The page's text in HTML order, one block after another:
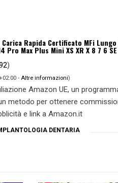
Rapida Certificato MFi Lungo
Max Plus Mini XS XR X 8 7 6
)
- Altre informazioni)
Amazon UE, un
metodo per ottenere
e link a Amazon.it
DENTARIA